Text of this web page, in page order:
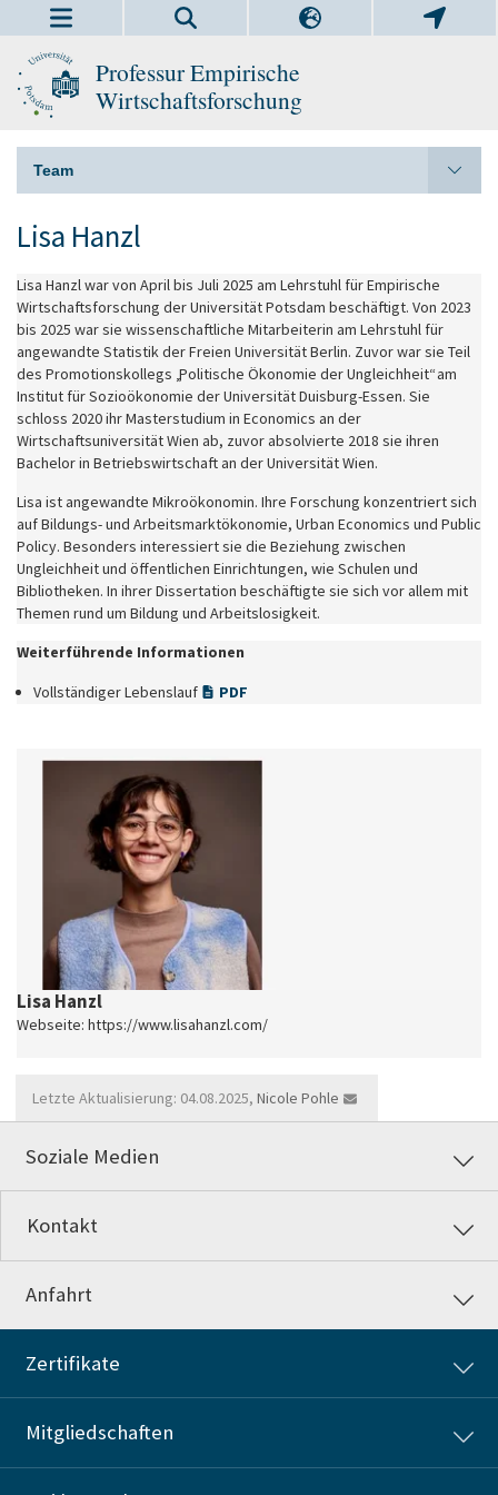
Professur Empirische
Wirtschaftsforschung
Team
Lisa Hanzl
Lisa Hanzl war von April bis Juli 2025 am Lehrstuhl für Empirische
Wirtschaftsforschung der Universität Potsdam beschäftigt. Von 2023
bis 2025 war sie wissenschaftliche Mitarbeiterin am Lehrstuhl für
angewandte Statistik der Freien Universität Berlin. Zuvor war sie Teil
des Promotionskollegs „Politische Ökonomie der Ungleichheit“ am
Institut für Sozioökonomie der Universität Duisburg-Essen. Sie
schloss 2020 ihr Masterstudium in Economics an der
Wirtschaftsuniversität Wien ab, zuvor absolvierte 2018 sie ihren
Bachelor in Betriebswirtschaft an der Universität Wien.
Lisa ist angewandte Mikroökonomin. Ihre Forschung konzentriert sich
auf Bildungs- und Arbeitsmarktökonomie, Urban Economics und Public
Policy. Besonders interessiert sie die Beziehung zwischen
Ungleichheit und öffentlichen Einrichtungen, wie Schulen und
Bibliotheken. In ihrer Dissertation beschäftigte sie sich vor allem mit
Themen rund um Bildung und Arbeitslosigkeit.
Weiterführende Informationen
Vollständiger Lebenslauf
PDF
Lisa Hanzl
Webseite: https://www.lisahanzl.com/
Letzte Aktualisierung: 04.08.2025, Nicole Pohle
Soziale Medien
Kontakt
Anfahrt
Zertifikate
Mitgliedschaften